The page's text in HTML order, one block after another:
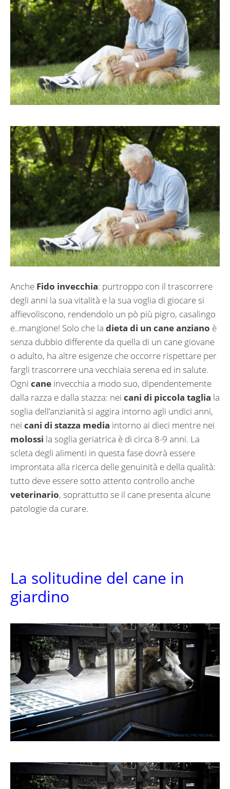
Anche Fido invecchia: purtroppo con il trascorrere
degli anni la sua vitalità e la sua voglia di giocare si
affievoliscono, rendendolo un pò più pigro, casalingo
e..mangione! Solo che la dieta di un cane anziano è
senza dubbio differente da quella di un cane giovane
o adulto, ha altre esigenze che occorre rispettare per
fargli trascorrere una vecchiaia serena ed in salute.
Ogni cane invecchia a modo suo, dipendentemente
dalla razza e dalla stazza: nei cani di piccola taglia la
soglia dell’anzianità si aggira intorno agli undici anni,
nei cani di stazza media intorno ai dieci mentre nei
molossi la soglia geriatrica è di circa 8-9 anni. La
scleta degli alimenti in questa fase dovrà essere
improntata alla ricerca delle genuinità e della qualità:
tutto deve essere sotto attento controllo anche
veterinario, soprattutto se il cane presenta alcune
patologie da curare.
La solitudine del cane in
giardino